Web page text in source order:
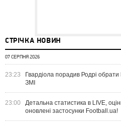
СТРІЧКА НОВИН
07 СЕРПНЯ 2026
23:23
Гвардіола порадив Родрі
ЗМІ
23:00
Детальна статистика в LIVE,
оновлені застосунки Football.ua!